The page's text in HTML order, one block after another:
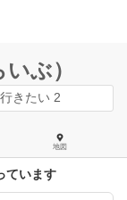
ぶ）
きたい 2
地図
ています